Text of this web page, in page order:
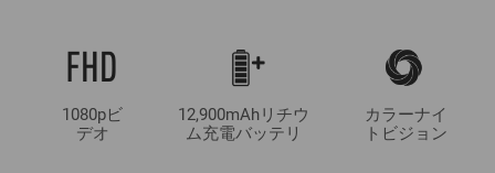
1080pビ
デオ
12,900mAhリチウ
ム充電バッテリ
カラーナイ
トビジョン